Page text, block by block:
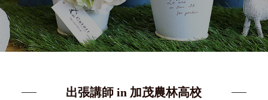
出張講師 in 加茂農林高校